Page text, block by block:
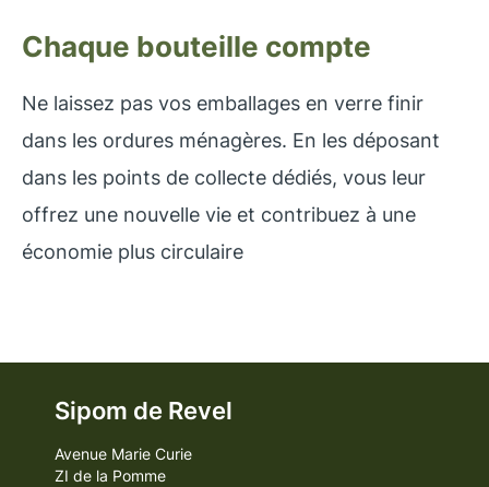
Chaque bouteille compte
Ne laissez pas vos emballages en verre finir
dans les ordures ménagères. En les déposant
dans les points de collecte dédiés, vous leur
offrez une nouvelle vie et contribuez à une
économie plus circulaire
Sipom de Revel
Avenue Marie Curie
ZI de la Pomme